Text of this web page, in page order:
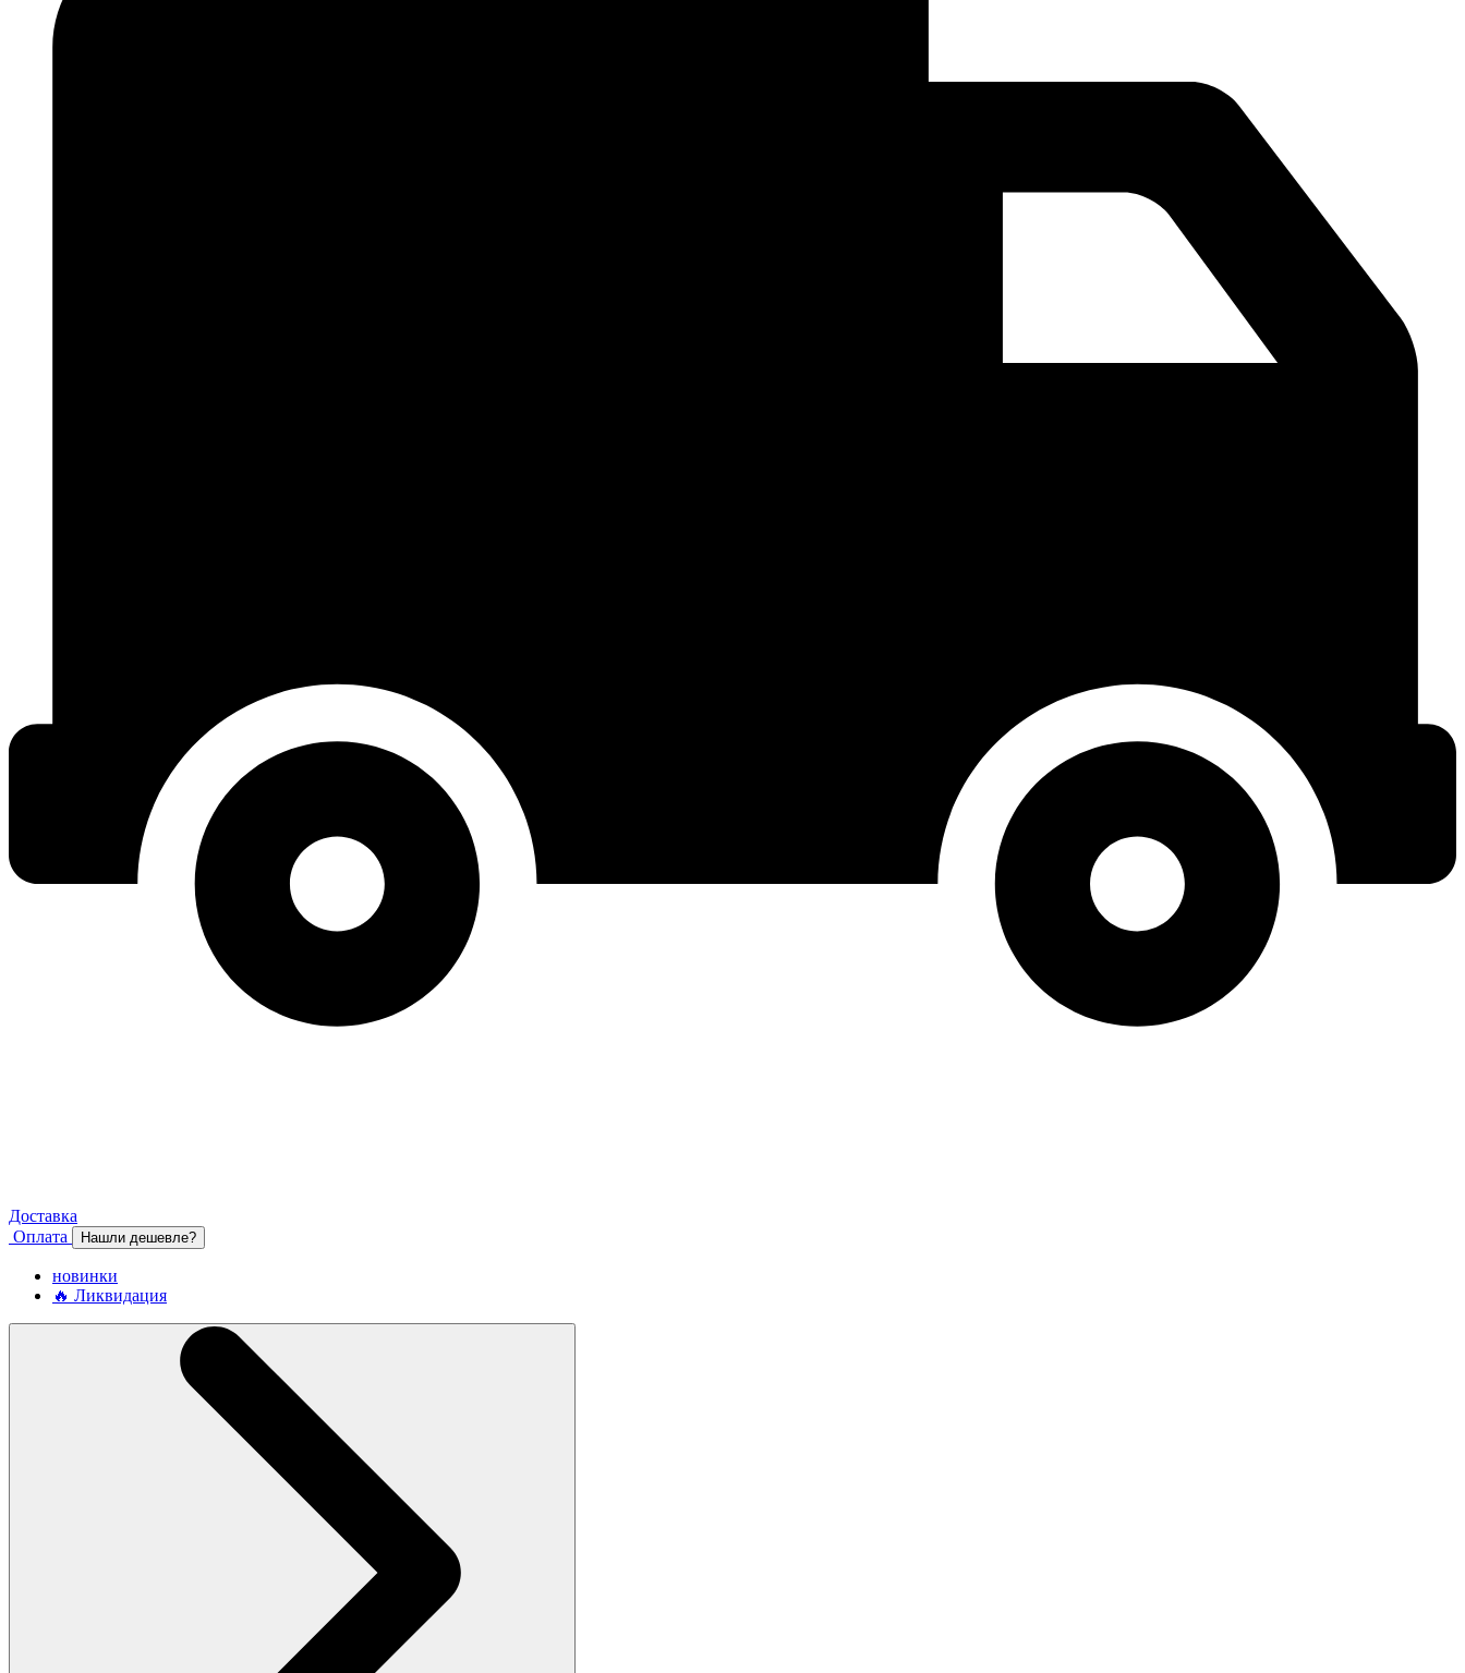
Доставка
Оплата
Нашли дешевле?
новинки
🔥 Ликвидация